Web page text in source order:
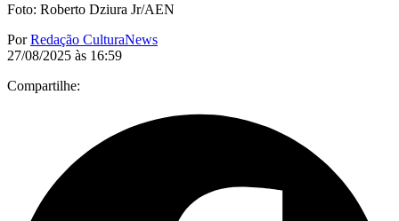
Foto: Roberto Dziura Jr/AEN
PorRedação CulturaNews
27/08/2025 às 16:59
Compartilhe: